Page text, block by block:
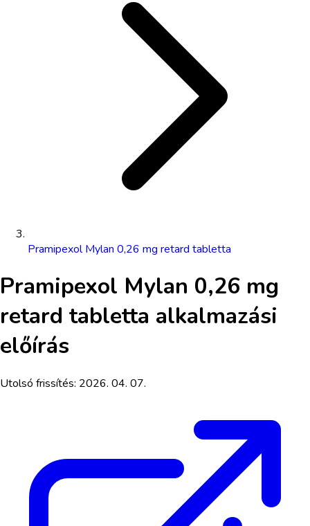
Pramipexol Mylan 0,26 mg retard tabletta
Pramipexol Mylan 0,26 mg
retard tabletta alkalmazási
előírás
Utolsó frissítés: 2026. 04. 07.